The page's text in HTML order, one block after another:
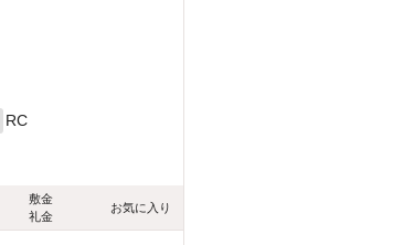
RC
敷金
礼金
お気に入り